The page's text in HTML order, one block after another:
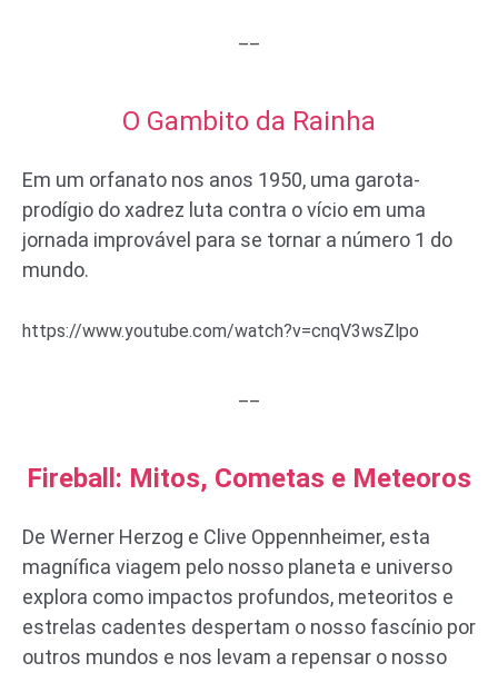
O Gambito da Rainha
Em um orfanato nos anos 1950, uma garota-
prodígio do xadrez luta contra o vício em uma
jornada improvável para se tornar a número 1 do
mundo.
https://www.youtube.com/watch?v=cnqV3wsZlpo
Fireball: Mitos, Cometas e Meteoros
De Werner Herzog e Clive Oppennheimer, esta
magnífica viagem pelo nosso planeta e universo
explora como impactos profundos, meteoritos e
estrelas cadentes despertam o nosso fascínio por
outros mundos e nos levam a repensar o nosso